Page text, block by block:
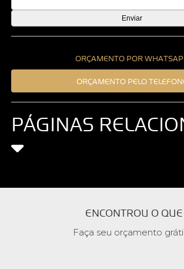
ORÇAMENTO POR
ORÇAMENTO PELO
PÁGINAS
ENCONTROU O
Faça seu orçamento